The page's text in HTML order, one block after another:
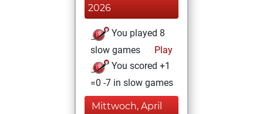
2026
You played 8
slow games
Play
You scored +1
=0 -7 in slow games
Mittwoch, April